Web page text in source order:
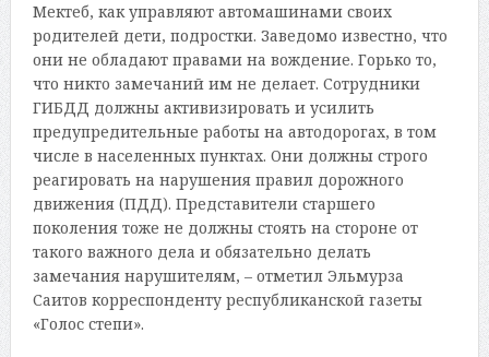
Мектеб, как управляют автомашинами своих
родителей дети, подростки. Заведомо известно, что
они не обладают правами на вождение. Горько то,
что никто замечаний им не делает. Сотрудники
ГИБДД должны активизировать и усилить
предупредительные работы на автодорогах, в том
числе в населенных пунктах. Они должны строго
реагировать на нарушения правил дорожного
движения (ПДД). Представители старшего
поколения тоже не должны стоять на стороне от
такого важного дела и обязательно делать
замечания нарушителям, – отметил Эльмурза
Саитов корреспонденту республиканской газеты
«Голос степи».